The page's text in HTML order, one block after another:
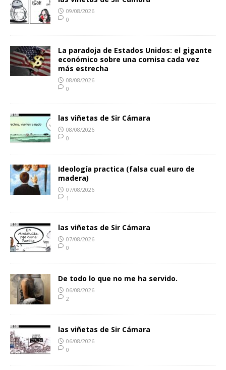
09/08/2026
0
La paradoja de Estados Unidos: el gigante
económico sobre una cornisa cada vez
más estrecha
08/08/2026
0
las viñetas de Sir Cámara
08/08/2026
0
Ideología practica (falsa cual euro de
madera)
07/08/2026
1
las viñetas de Sir Cámara
07/08/2026
0
De todo lo que no me ha servido.
06/08/2026
2
las viñetas de Sir Cámara
06/08/2026
0